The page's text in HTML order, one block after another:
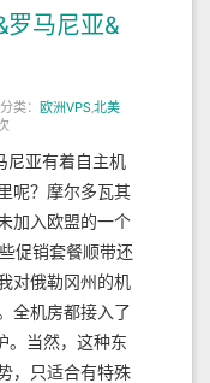
罗马尼亚&
分类： 欧洲VPS,北美
尼亚有着自主机
呢？摩尔多瓦其
加入欧盟的一个
促销套餐顺带还
对俄勒冈州的机
全机房都接入了
。当然，这种东
，只适合有特殊